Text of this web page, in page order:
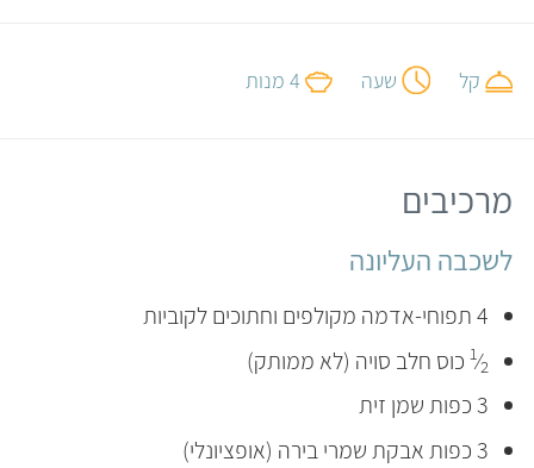
קל שעה 4 מנות
מרכיבים
לשכבה העליונה
4 תפוחי-אדמה מקולפים וחתוכים לקוביות
1⁄2 כוס חלב סויה (לא ממותק)
3 כפות שמן זית
3 כפות אבקת שמרי בירה (אופציונלי)